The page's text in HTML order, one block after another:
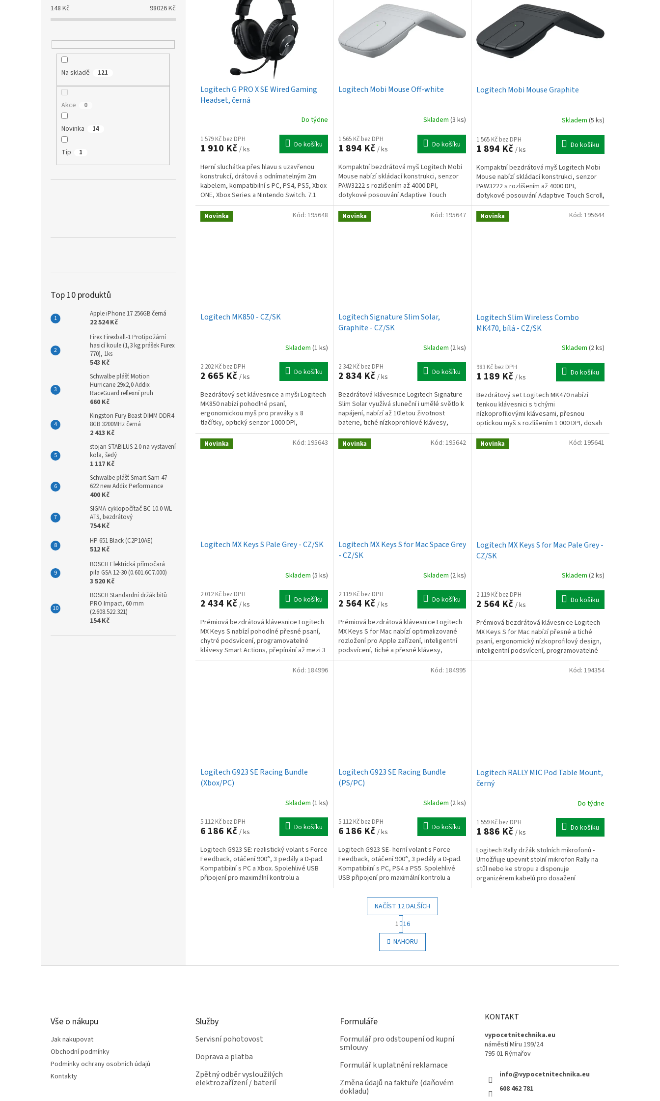
148 Kč 98026Kč
Na skladě 121
Akce 0
Novinka 14
Tip 1
Top 10 produktů
Apple iPhone 17 256GB černá
22 524 Kč
Firex Firexball-1 Protipožární
hasicí koule (1,3 kg prášek Furex
770), 1ks
543 Kč
Schwalbe plášť Motion
Hurricane 29x2,0 Addix
RaceGuard reflexní pruh
660 Kč
Kingston Fury Beast DIMM DDR4
8GB 3200MHz černá
2 413 Kč
stojan STABILUS 2.0 na vystavení
kola, šedý
1 117 Kč
Schwalbe plášť Smart Sam 47-
622 new Addix Performance
400 Kč
SIGMA cyklopočítač BC 10.0 WL
ATS, bezdrátový
754 Kč
HP 651 Black (C2P10AE)
512 Kč
BOSCH Elektrická přímočará
pila GSA 12-30 (0.601.6C7.000)
3 520 Kč
BOSCH Standardní držák bitů
PRO Impact, 60 mm
(2.608.522.321)
154 Kč
Logitech G PRO X SE Wired Gaming
Headset, černá
Do týdne
1 579 Kč bez DPH
1 910 Kč / ks Do košíku
Herní sluchátka přes hlavu s uzavřenou
konstrukcí, drátová s odnímatelným 2m
kabelem, kompatibilní s PC, PS4, PS5, Xbox
ONE, Xbox Series a Nintendo Switch. 7.1
prostorový zvuk,...
Logitech Mobi Mouse Off-white
Skladem (3 ks)
1 565 Kč bez DPH
1 894 Kč / ks Do košíku
Kompaktní bezdrátová myš Logitech Mobi
Mouse nabízí skládací konstrukci, senzor
PAW3222 s rozlišením až 4000 DPI,
dotykové posouvání Adaptive Touch
Scroll, Bluetooth 5.0,...
Logitech Mobi Mouse Graphite
Skladem (5 ks)
1 565 Kč bez DPH
1 894 Kč / ks Do košíku
Kompaktní bezdrátová myš Logitech Mobi
Mouse nabízí skládací konstrukci, senzor
PAW3222 s rozlišením až 4000 DPI,
dotykové posouvání Adaptive Touch Scroll,
Bluetooth 5.0,...
Novinka
Logitech MK850 - CZ/SK
Skladem (1 ks)
2 202 Kč bez DPH
2 665 Kč / ks Do košíku
Bezdrátový set klávesnice a myši Logitech
MK850 nabízí pohodlné psaní,
ergonomickou myš pro praváky s 8
tlačítky, optický senzor 1000 DPI,
multimediální klávesy a dlouhou výdrž...
Kód: 195648 Novinka
Logitech Signature Slim Solar,
Graphite - CZ/SK
Skladem (2 ks)
2 342 Kč bez DPH
2 834 Kč / ks Do košíku
Bezdrátová klávesnice Logitech Signature
Slim Solar využívá sluneční i umělé světlo k
napájení, nabízí až 10letou životnost
baterie, tiché nízkoprofilové klávesy,
připojení ke 3...
Kód: 195647 Novinka
Logitech Slim Wireless Combo
MK470, bílá - CZ/SK
Skladem (2 ks)
983 Kč bez DPH
1 189 Kč / ks Do košíku
Bezdrátový set Logitech MK470 nabízí
tenkou klávesnici s tichými
nízkoprofilovými klávesami, přesnou
optickou myš s rozlišením 1 000 DPI, dosah
až 10 m a mimořádnou výdrž...
Kód: 195644
Novinka
Logitech MX Keys S Pale Grey - CZ/SK
Skladem (5 ks)
2 012 Kč bez DPH
2 434 Kč / ks Do košíku
Prémiová bezdrátová klávesnice Logitech
MX Keys S nabízí pohodlné přesné psaní,
chytré podsvícení, programovatelné
klávesy Smart Actions, přepínání až mezi 3
zařízeními, USB-C...
Kód: 195643 Novinka
Logitech MX Keys S for Mac Space Grey
- CZ/SK
Skladem (2 ks)
2 119 Kč bez DPH
2 564 Kč / ks Do košíku
Prémiová bezdrátová klávesnice Logitech
MX Keys S for Mac nabízí optimalizované
rozložení pro Apple zařízení, inteligentní
podsvícení, tiché a přesné klávesy,
připojení až ke 3...
Kód: 195642 Novinka
Logitech MX Keys S for Mac Pale Grey -
CZ/SK
Skladem (2 ks)
2 119 Kč bez DPH
2 564 Kč / ks Do košíku
Prémiová bezdrátová klávesnice Logitech
MX Keys S for Mac nabízí přesné a tiché
psaní, ergonomický nízkoprofilový design,
inteligentní podsvícení, programovatelné
klávesy Smart...
Kód: 195641
Logitech G923 SE Racing Bundle
(Xbox/PC)
Skladem (1 ks)
5 112 Kč bez DPH
6 186 Kč / ks Do košíku
Logitech G923 SE: realistický volant s Force
Feedback, otáčení 900°, 3 pedály a D-pad.
Kompatibilní s PC a Xbox. Spolehlivé USB
připojení pro maximální kontrolu a
Kód: 184996
Logitech G923 SE Racing Bundle
(PS/PC)
Skladem (2 ks)
5 112 Kč bez DPH
6 186 Kč / ks Do košíku
Logitech G923 SE- herní volant s Force
Feedback, otáčení 900°, 3 pedály a D-pad.
Kompatibilní s PC, PS4 a PS5. Spolehlivé
USB připojení pro maximální kontrolu a
Kód: 184995
Logitech RALLY MIC Pod Table Mount,
černý
Do týdne
1 559 Kč bez DPH
1 886 Kč / ks Do košíku
Logitech Rally držák stolních mikrofonů -
Umožňuje upevnit stolní mikrofon Rally na
stůl nebo ke stropu a disponuje
organizérem kabelů pro dosažení
Kód: 194354
O
v
l
d
y
ý
p
s
NAČÍST 12 DALŠÍCH
S
t
r
á
n
o
1 16
NAHORU
Vše o nákupu
Jak nakupovat
Obchodní podmínky
Podmínky ochrany osobních údajů
Kontakty
Služby
Servisní pohotovost
Doprava a platba
Zpětný odběr vysloužilých
elektrozařízení / baterií
Formuláře
Formulář pro odstoupení od kupní
smlouvy
Formulář k uplatnění reklamace
Změna údajů na faktuře (daňovém
dokladu)
KONTAKT
vypocetnitechnika.eu
náměstí Míru 199/24
795 01 Rýmařov
info@vypocetnitechnika.eu
608 462 781